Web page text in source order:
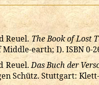
Reuel. The Book of Lost
Middle-earth; I). ISBN 0-
Reuel.Das Buch der
Schütz. Stuttgart: